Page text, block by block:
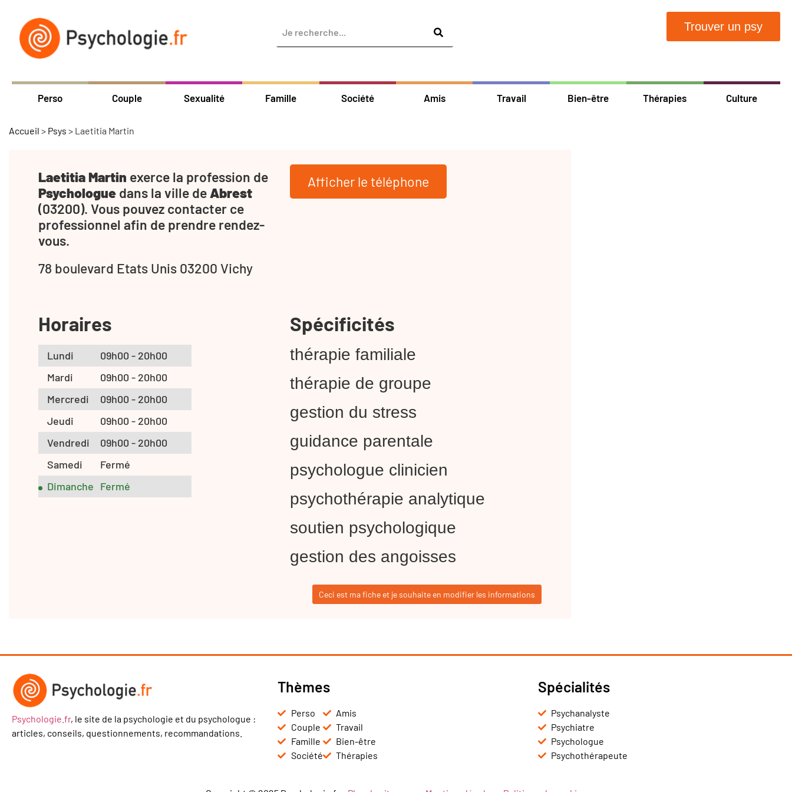
Trouver un psy
Perso Couple Sexualité Famille Société Amis Travail Bien-être Thérapies Culture
Accueil > Psys > Laetitia Martin
Laetitia Martin exerce la profession de
Psychologue dans la ville de Abrest
(03200). Vous pouvez contacter ce
professionnel afin de prendre rendez-
vous.
78 boulevard Etats Unis 03200 Vichy
Afficher le téléphone
Horaires
Lundi
09h00 - 20h00
Mardi
09h00 - 20h00
Mercredi
09h00 - 20h00
Jeudi
09h00 - 20h00
Vendredi
09h00 - 20h00
Samedi
Fermé
Dimanche Fermé
Spécificités
thérapie familiale
thérapie de groupe
gestion du stress
guidance parentale
psychologue clinicien
psychothérapie analytique
soutien psychologique
gestion des angoisses
Ceci est ma fiche et je souhaite en modifier les informations
Psychologie.fr, le site de la psychologie et du psychologue :
articles, conseils, questionnements, recommandations.
Thèmes
Perso
Couple
Famille
Société
Amis
Travail
Bien-être
Thérapies
Spécialités
Psychanalyste
Psychiatre
Psychologue
Psychothérapeute